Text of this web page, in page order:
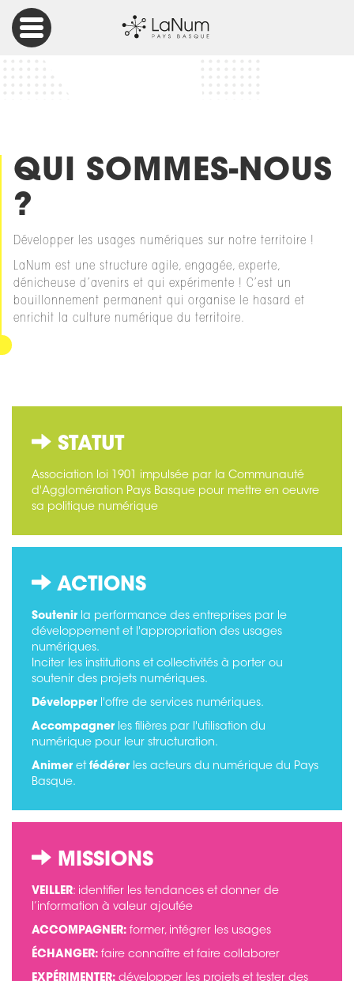
QUI SOMMES-NOUS
?
Développer les usages numériques sur notre territoire !
LaNum est une structure agile, engagée, experte,
dénicheuse d’avenirs et qui expérimente ! C’est un
bouillonnement permanent qui organise le hasard et
enrichit la culture numérique du territoire.
STATUT
Association loi 1901 impulsée par la Communauté
d'Agglomération Pays Basque pour mettre en oeuvre
sa politique numérique
ACTIONS
Soutenir la performance des entreprises par le
développement et l'appropriation des usages
numériques.
Inciter les institutions et collectivités à porter ou
soutenir des projets numériques.
Développer l'offre de services numériques.
Accompagner les filières par l'utilisation du
numérique pour leur structuration.
Animer et fédérer les acteurs du numérique du Pays
Basque.
MISSIONS
VEILLER: identifier les tendances et donner de
l’information à valeur ajoutée
ACCOMPAGNER: former, intégrer les usages
ÉCHANGER: faire connaître et faire collaborer
EXPÉRIMENTER: développer les projets et tester des